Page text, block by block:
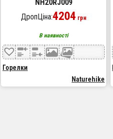
NH20RJ009
ДропЦіна:4204 грн
В наявності
Горелки
Naturehike